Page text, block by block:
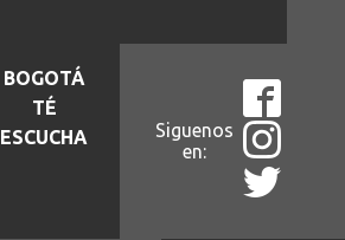
BOGOTÁ
TÉ
ESCUCHA
Siguenos
en: